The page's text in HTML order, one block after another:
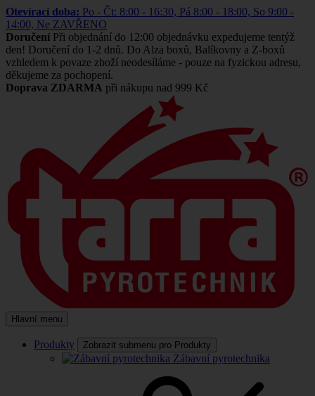
Otevírací doba: Po - Čt: 8:00 - 16:30, Pá 8:00 - 18:00, So 9:00 -
14:00, Ne ZAVŘENO
Doručení Při objednání do 12:00 objednávku expedujeme tentýž
den! Doručení do 1-2 dnů. Do Alza boxů, Balíkovny a Z-boxů
vzhledem k povaze zboží neodesíláme - pouze na fyzickou adresu,
děkujeme za pochopení.
Doprava ZDARMA při nákupu nad 999 Kč
Hlavní menu
Produkty Zobrazit submenu pro Produkty
Zábavní pyrotechnika